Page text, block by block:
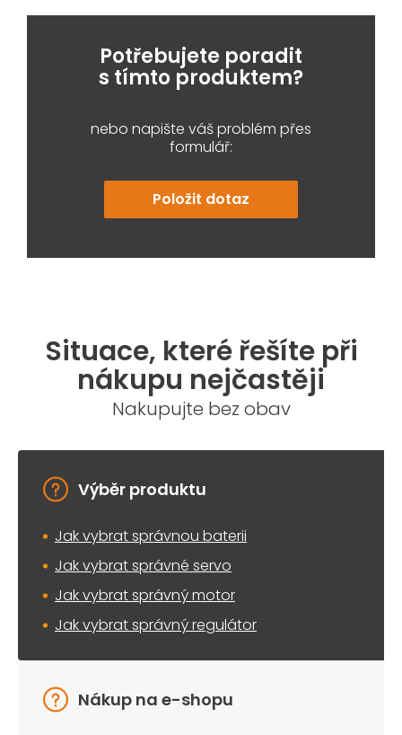
Potřebujete poradit
s tímto produktem?
nebo napište váš problém přes
formulář:
Položit dotaz
Situace, které řešíte při
nákupu nejčastěji
Nakupujte bez obav
Výběr produktu
Jak vybrat správnou baterii
Jak vybrat správné servo
Jak vybrat správný motor
Jak vybrat správný regulátor
Nákup na e-shopu